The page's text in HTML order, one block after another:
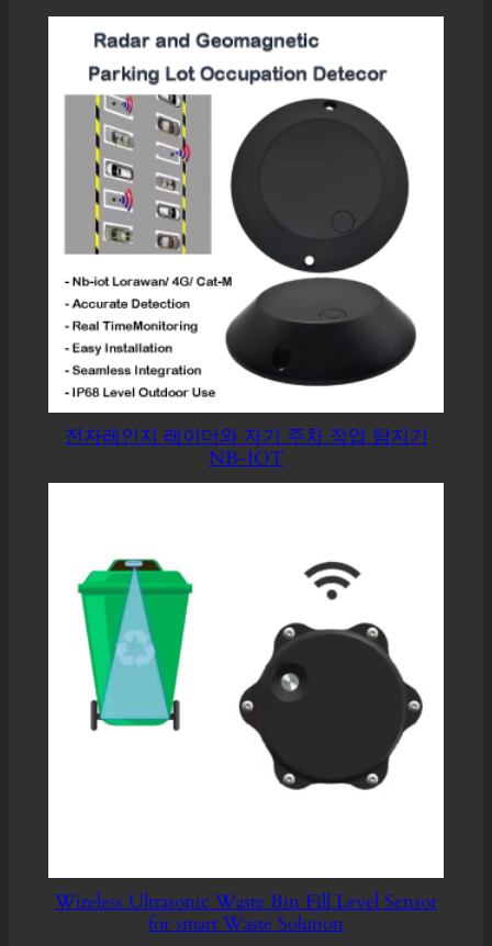
전자레인지 레이더와 자기 주차 직업 탐지기
NB-IOT
Wireless Ultrasonic Waste Bin Fill Level Sensor
for smart Waste Solution